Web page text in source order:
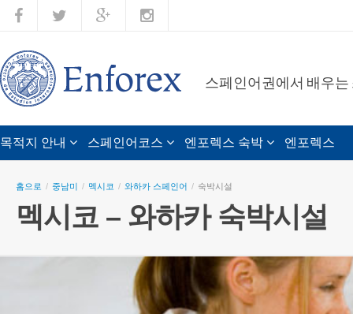
스페인어권에서 배우
목적지 안내 스페인어코스 엔포렉스 숙박 엔포렉스
홈으로 / 중남미 / 멕시코 / 와하카 스페인어 / 숙박시설
멕시코 – 와하카 숙박시설